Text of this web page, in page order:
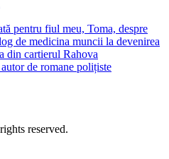
pentru fiul meu, Toma, despre
de medicina muncii la devenirea
din cartierul Rahova
de romane polițiste
reserved.